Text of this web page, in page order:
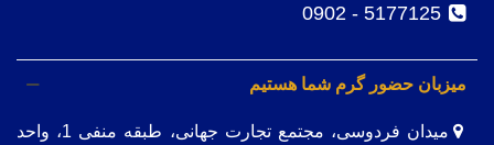
5177125 - 0902
میزبان حضور گرم شما هستیم
میدان فردوسی، مجتمع تجارت جهانی، طبقه منفی 1، واحد